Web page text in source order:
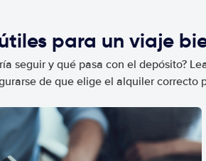
para un viaje
seguir y qué pasa con el depósito?
de que elige el alquiler correcto